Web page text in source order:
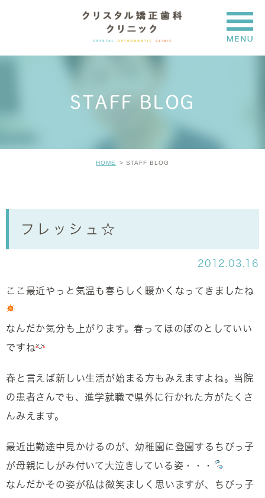
STAFF BLOG
HOME STAFF BLOG
フレッシュ☆
2012.03.16
ここ最近やっと気温も春らしく暖かくなってきましたね
なんだか気分も上がります。春ってほのぼのとしていい
ですね
春と言えば新しい生活が始まる方もみえますよね。当院
の患者さんでも、進学就職で県外に行かれた方がたくさ
んみえます。
最近出勤途中見かけるのが、幼稚園に登園するちびっ子
が母親にしがみ付いて大泣きしている姿・・・
なんだかその姿が私は微笑ましく思いますが、ちびっ子